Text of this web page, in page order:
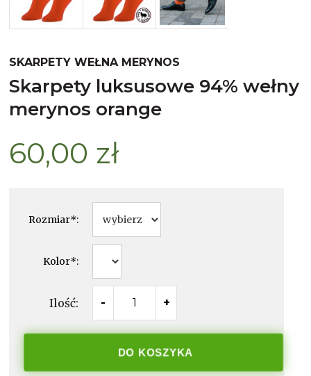
SKARPETY WEŁNA MERYNOS
skarpety luksusowe 94% wełny
merynos orange
60,00 zł
Rozmiar*:
Kolor*:
Ilość: - +
DO KOSZYKA
Bawełna merceryzowana